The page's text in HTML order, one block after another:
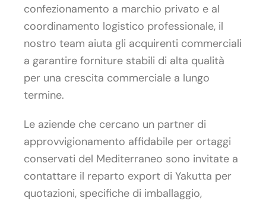
confezionamento a marchio privato e al
coordinamento logistico professionale, il
nostro team aiuta gli acquirenti commerciali
a garantire forniture stabili di alta qualità
per una crescita commerciale a lungo
termine.
Le aziende che cercano un partner di
approvvigionamento affidabile per ortaggi
conservati del Mediterraneo sono invitate a
contattare il reparto export di Yakutta per
quotazioni, specifiche di imballaggio,